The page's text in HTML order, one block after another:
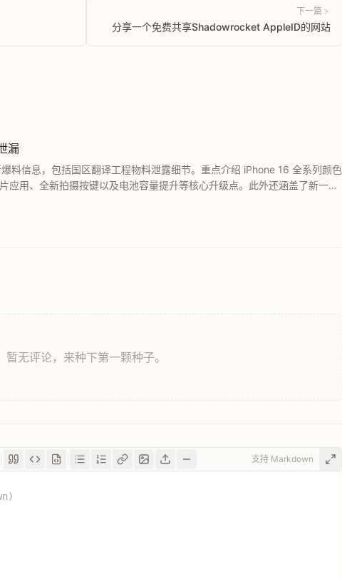
下一篇
分享一个免费共享Shadowrocket AppleID的网站
漏
料信息，包括国区翻译工程物料泄露细节。重点介绍 iPhone 16 全系列颜色
应用、全新拍摄按键以及电池容量提升等核心升级点。此外还涵盖了新一代
苹果新机规格前瞻，带您深度了解 iPhone 16 的技术改进与设计变化。
暂无评论，来种下第一颗种子。
支持 Markdown